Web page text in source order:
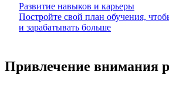
Развитие навыков и карьеры
Постройте свой план обучения,
и зарабатывать больше
Привлечение внимания